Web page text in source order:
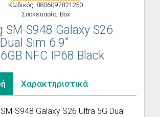
Κωδικός: 8806097821250
Συσκευασία: Box
SM-S948 Galaxy S26
Sim 6.9"
NFC IP68 Black
Χαρακτηριστικά
S948 Galaxy S26 Ultra 5G Dual